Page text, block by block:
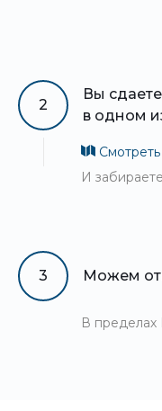
2
Вы
в одном
И
3 Можем
В